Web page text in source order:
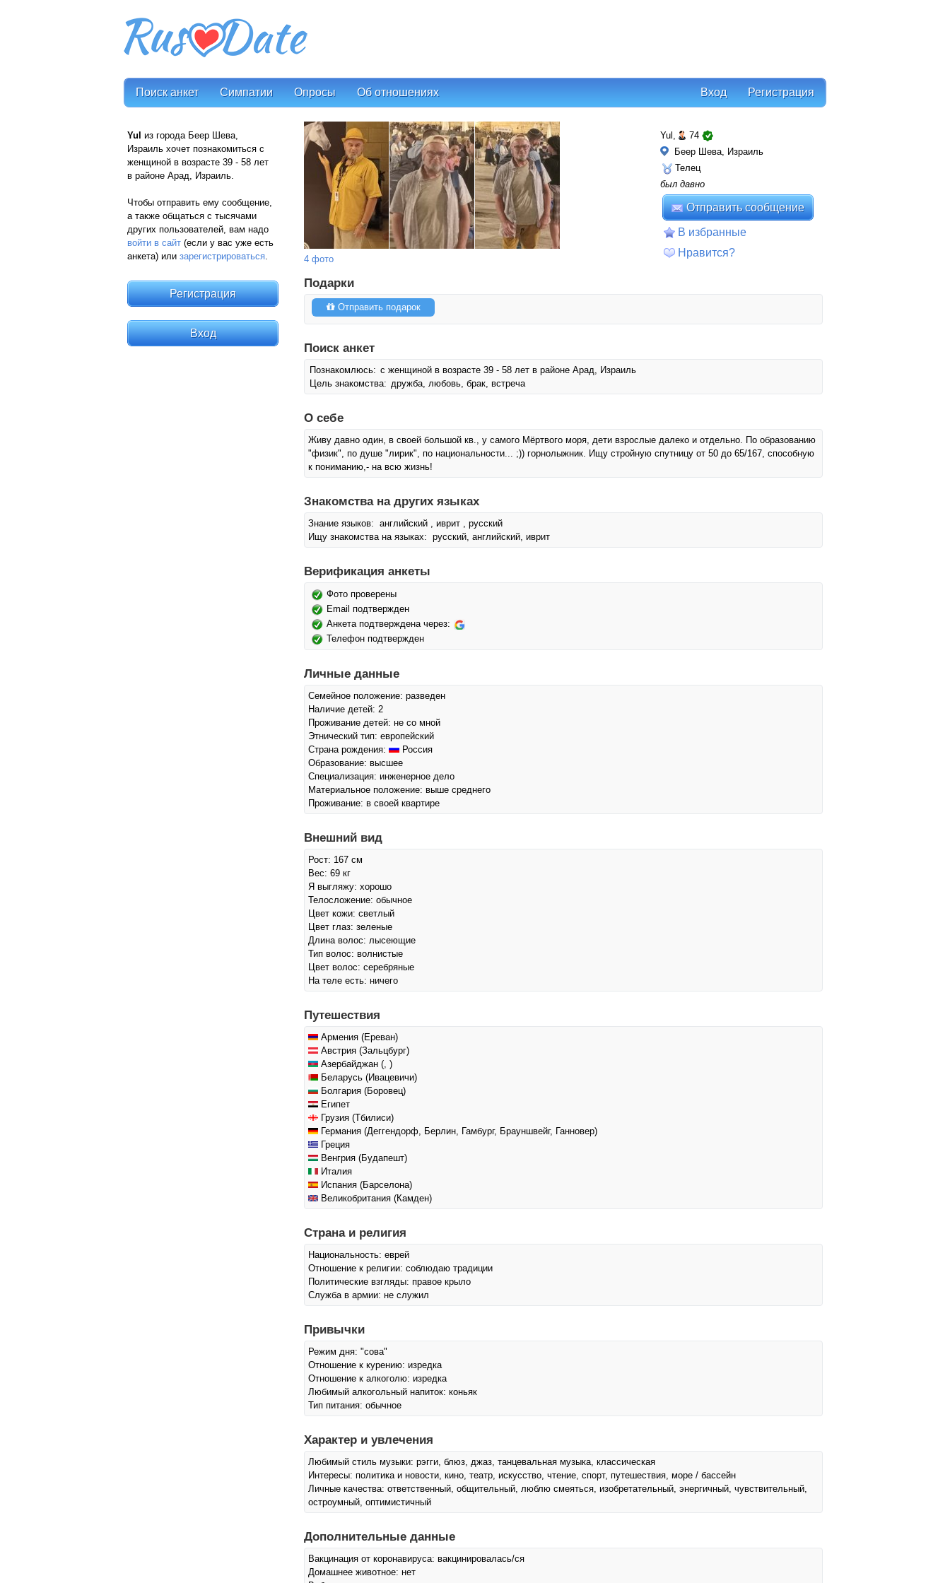
Поиск анкет Симпатии Опросы Об отношениях Регистрация
Вход
Yul из города Беер Шева,
Израиль хочет познакомиться с
женщиной в возрасте 39 - 58 лет
в районе Арад, Израиль.
Чтобы отправить ему сообщение,
а также общаться с тысячами
других пользователей, вам надо
войти в сайт (если у вас уже есть
анкета) или зарегистрироваться. 4 фото
Yul,
74
Беер Шева, Израиль
Телец
был давно
Отправить сообщение
В избранные
Нравится?
Подарки
Отправить подарок
Поиск анкет
Познакомлюсь: с женщиной в возрасте 39 - 58 лет в районе Арад, Израиль
Цель знакомства: дружба, любовь, брак, встреча
О себе
Живу давно один, в своей большой кв., у самого Мёртвого моря, дети взрослые далеко и отдельно. По образованию
"физик", по душе "лирик", по национальности... ;)) горнолыжник. Ищу стройную спутницу от 50 до 65/167, способную
к пониманию,- на всю жизнь!
Знакомства на других языках
Знание языков: английский , иврит , русский
Ищу знакомства на языках: русский, английский, иврит
Верификация анкеты
Фото проверены
Email подтвержден
Анкета подтверждена через:
Телефон подтвержден
Личные данные
Семейное положение: разведен
Наличие детей: 2
Проживание детей: не со мной
Этнический тип: европейский
Страна рождения:
Россия
Образование: высшее
Специализация: инженерное дело
Материальное положение: выше среднего
Проживание: в своей квартире
Внешний вид
Рост: 167 см
Вес: 69 кг
Я выгляжу: хорошо
Телосложение: обычное
Цвет кожи: светлый
Цвет глаз: зеленые
Длина волос: лысеющие
Тип волос: волнистые
Цвет волос: серебряные
На теле есть: ничего
Путешествия
Армения (Ереван)
Австрия (Зальцбург)
Азербайджан (, )
Беларусь (Ивацевичи)
Болгария (Боровец)
Египет
Грузия (Тбилиси)
Германия (Деггендорф, Берлин, Гамбург, Брауншвейг, Ганновер)
Греция
Венгрия (Будапешт)
Италия
Испания (Барселона)
Великобритания (Камден)
Страна и религия
Национальность: еврей
Отношение к религии: соблюдаю традиции
Политические взгляды: правое крыло
Служба в армии: не служил
Привычки
Режим дня: "сова"
Отношение к курению: изредка
Отношение к алкоголю: изредка
Любимый алкогольный напиток: коньяк
Тип питания: обычное
Характер и увлечения
Любимый стиль музыки: рэгги, блюз, джаз, танцевальная музыка, классическая
Интересы: политика и новости, кино, театр, искусcтво, чтение, спорт, путешествия, море / бассейн
Личные качества: ответственный, общительный, люблю смеяться, изобретательный, энергичный, чувствительный,
остроумный, оптимистичный
Дополнительные данные
Вакцинация от коронавируса: вакцинировалась/ся
Домашнее животное: нет